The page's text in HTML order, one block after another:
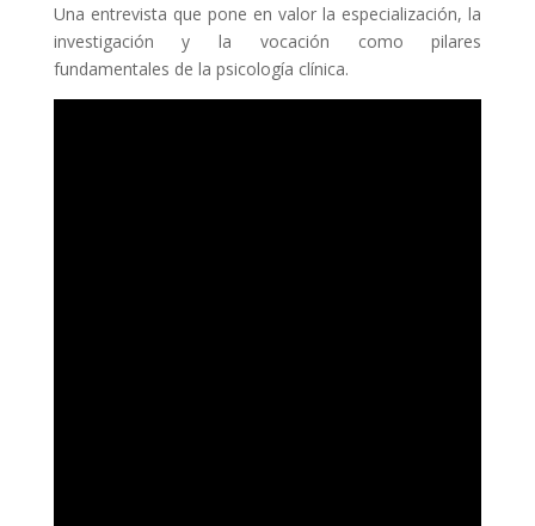
Una entrevista que pone en valor la especialización, la
investigación y la vocación como pilares
fundamentales de la psicología clínica.